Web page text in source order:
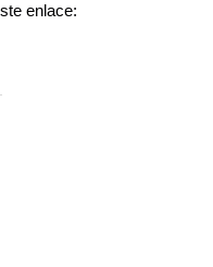
enlace: